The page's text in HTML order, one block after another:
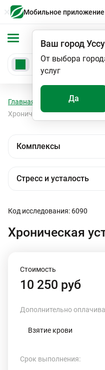
Мобильное
Ваш город
От выбора
услуг
Да
Главная Анализы
Хроническая усталость
Код исследования: 6090
Хроническая
Стоимость
10 250 руб
Дополнительно
Взятие крови
Срок выполнения: